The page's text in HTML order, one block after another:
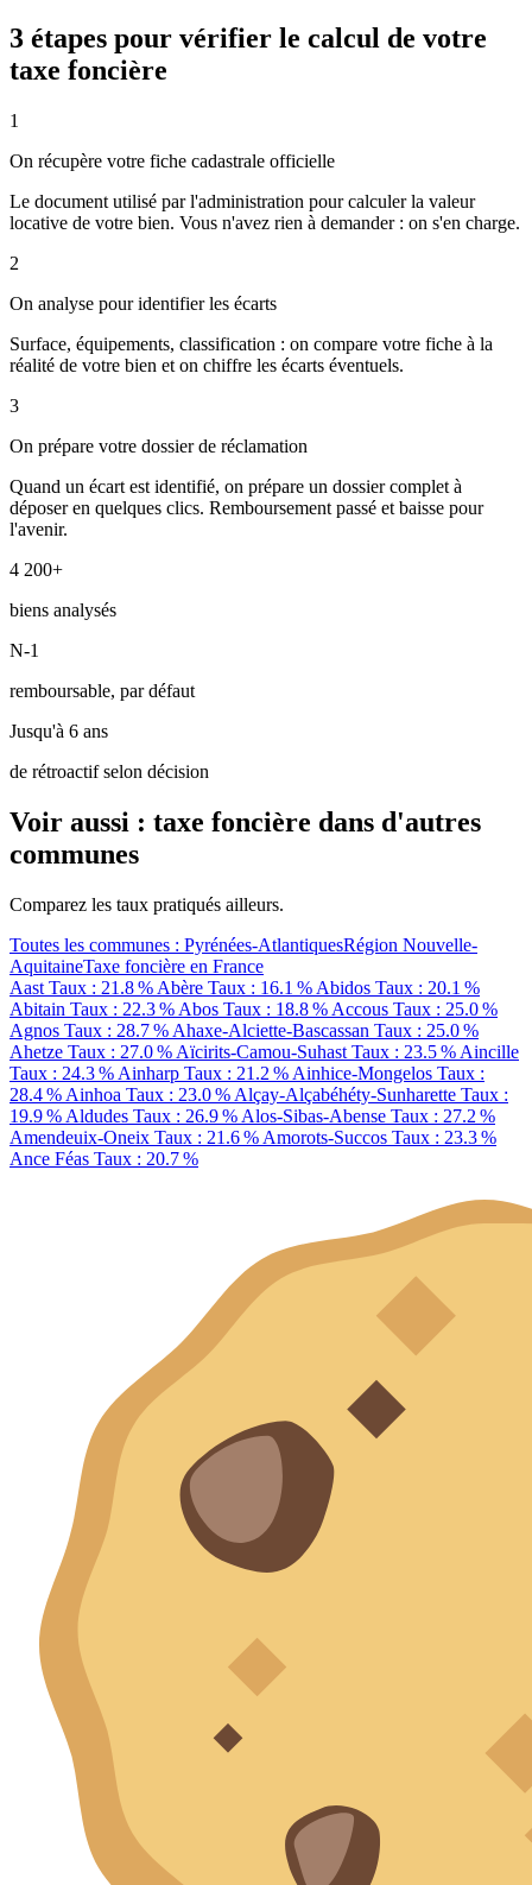
3 étapes pour vérifier le calcul de votre
taxe foncière
1
On récupère votre fiche cadastrale officielle
Le document utilisé par l'administration pour calculer la valeur
locative de votre bien. Vous n'avez rien à demander : on s'en charge.
2
On analyse pour identifier les écarts
Surface, équipements, classification : on compare votre fiche à la
réalité de votre bien et on chiffre les écarts éventuels.
3
On prépare votre dossier de réclamation
Quand un écart est identifié, on prépare un dossier complet à
déposer en quelques clics. Remboursement passé et baisse pour
l'avenir.
4 200+
biens analysés
N-1
remboursable, par défaut
Jusqu'à 6 ans
de rétroactif selon décision
Voir aussi : taxe foncière dans d'autres
communes
Comparez les taux pratiqués ailleurs.
Toutes les communes : Pyrénées-AtlantiquesRégion Nouvelle-
AquitaineTaxe foncière en France
Aast Taux : 21.8 % Abère Taux : 16.1 % Abidos Taux : 20.1 %
Abitain Taux : 22.3 % Abos Taux : 18.8 % Accous Taux : 25.0 %
Agnos Taux : 28.7 % Ahaxe-Alciette-Bascassan Taux : 25.0 %
Ahetze Taux : 27.0 % Aïcirits-Camou-Suhast Taux : 23.5 % Aincille
Taux : 24.3 % Ainharp Taux : 21.2 % Ainhice-Mongelos Taux :
28.4 % Ainhoa Taux : 23.0 % Alçay-Alçabéhéty-Sunharette Taux :
19.9 % Aldudes Taux : 26.9 % Alos-Sibas-Abense Taux : 27.2 %
Amendeuix-Oneix Taux : 21.6 % Amorots-Succos Taux : 23.3 %
Ance Féas Taux : 20.7 %